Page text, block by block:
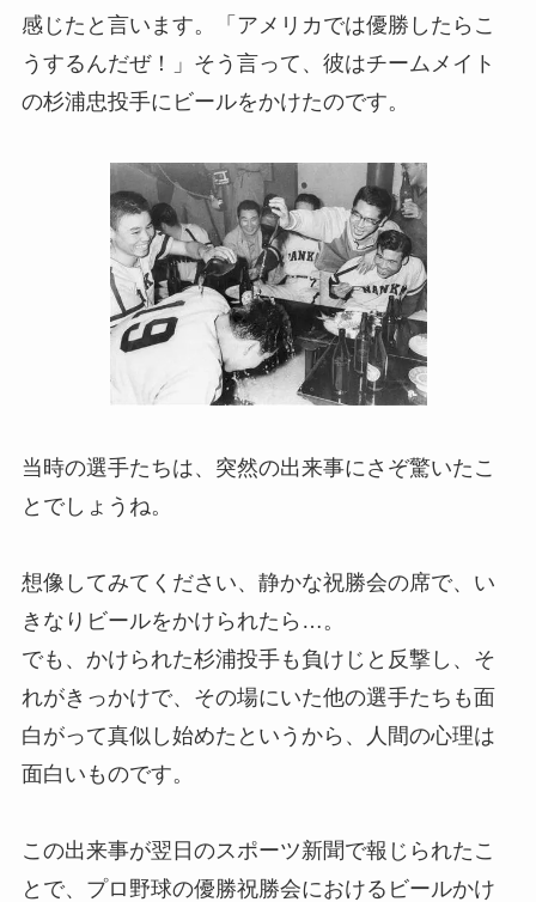
感じたと言います。「アメリカでは優勝したらこ
うするんだぜ！」そう言って、彼はチームメイト
の杉浦忠投手にビールをかけたのです。
当時の選手たちは、突然の出来事にさぞ驚いたこ
とでしょうね。
想像してみてください、静かな祝勝会の席で、い
きなりビールをかけられたら…。
でも、かけられた杉浦投手も負けじと反撃し、そ
れがきっかけで、その場にいた他の選手たちも面
白がって真似し始めたというから、人間の心理は
面白いものです。
この出来事が翌日のスポーツ新聞で報じられたこ
とで、プロ野球の優勝祝勝会におけるビールかけ